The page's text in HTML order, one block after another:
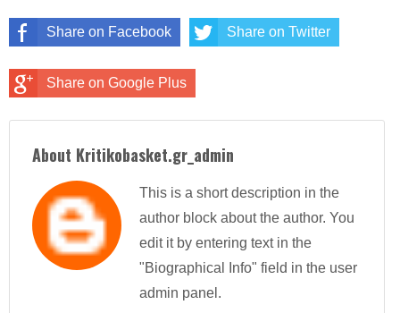
Share on Facebook Share on Twitter
Share on Google Plus
About Kritikobasket.gr_admin
This is a short description in the
author block about the author. You
edit it by entering text in the
"Biographical Info" field in the user
admin panel.